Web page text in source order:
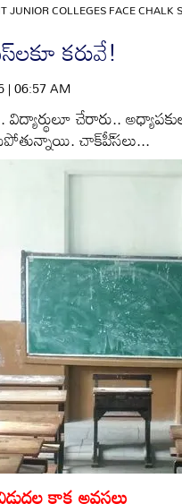
JUNIOR COLLEGES FACE CHALK
కరువే!
| 06:57 AM
చేరారు..
చాక్‌పీ్‌సలు...
కాక అవస్థలు